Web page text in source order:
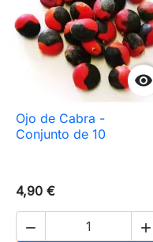

Ojo de Cabra -
Conjunto de 10
4,90 €
 